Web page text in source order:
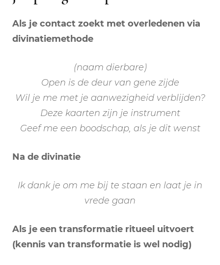
Als je contact zoekt met overledenen via
divinatiemethode
(naam dierbare)
Open is de deur van gene zijde
Wil je me met je aanwezigheid verblijden?
Deze kaarten zijn je instrument
Geef me een boodschap, als je dit wenst
Na de divinatie
Ik dank je om me bij te staan en laat je in
vrede gaan
Als je een transformatie ritueel uitvoert
(kennis van transformatie is wel nodig)